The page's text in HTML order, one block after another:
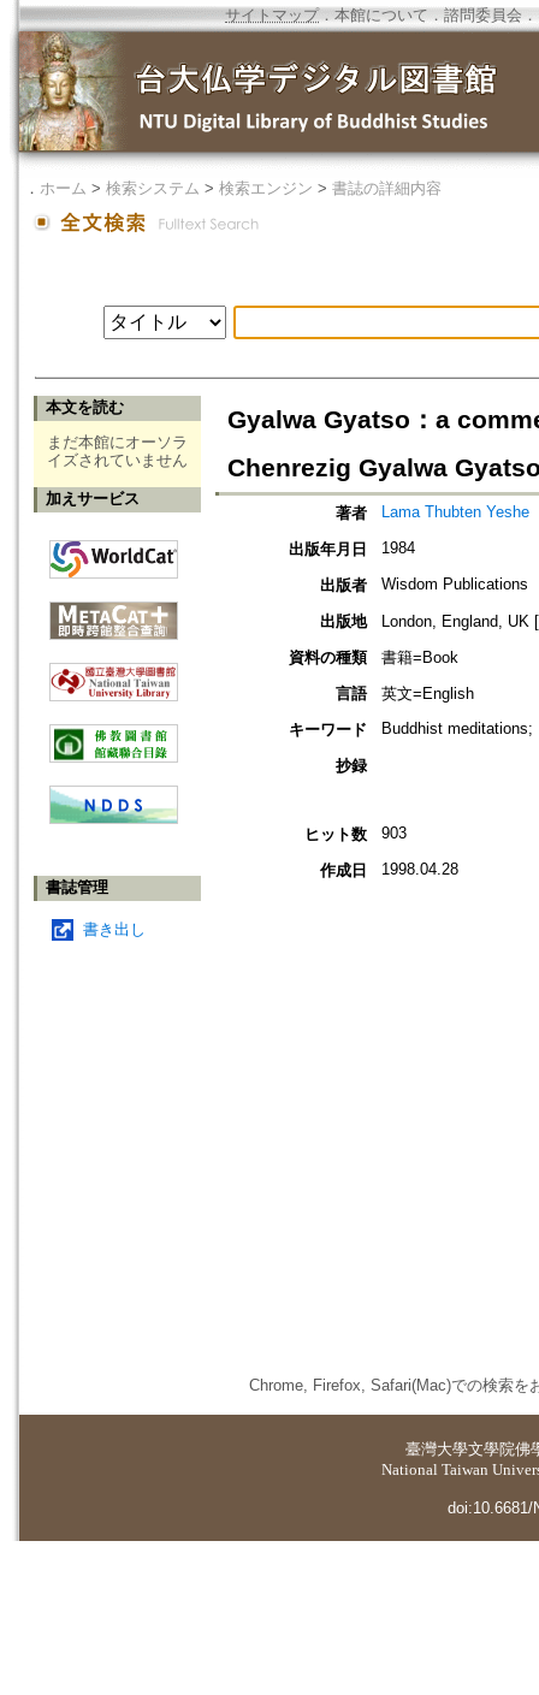
サイトマップ．本館について ． 諮問委員会 ．
． ホーム > 検索システム > 検索エンジン > 書誌の詳細内容
本文を読む
まだ本館にオーソラ
イズされていません
加えサービス
書誌管理
書き出し
Gyalwa Gyatso：a
Chenrezig Gyalwa
著者 Lama Thubten Yeshe
出版年月日 1984
出版者 Wisdom Publications
出版地
London, England, UK
資料の種類
書籍=Book
言語
英文=English
キーワード
Buddhist
抄録
ヒット数 903
作成日 1998.04.28
Chrome, Firefox, Safari(Mac)での検索を
臺灣大學文學院佛
National Taiwan
doi:10.6681/